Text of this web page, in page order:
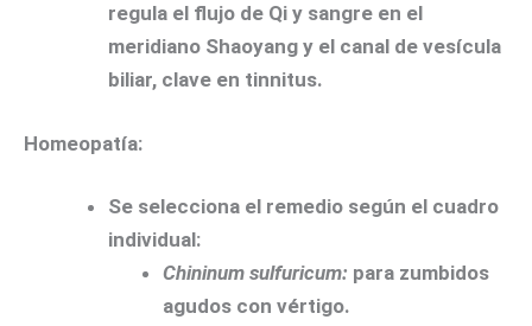
regula el flujo de Qi y sangre en el
meridiano Shaoyang y el canal de vesícula
biliar, clave en tinnitus.
Homeopatía:
Se selecciona el remedio según el cuadro
individual:
Chininum sulfuricum: para zumbidos
agudos con vértigo.